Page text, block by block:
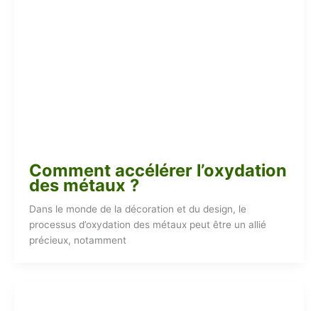
Comment accélérer l’oxydation
des métaux ?
Dans le monde de la décoration et du design, le
processus d’oxydation des métaux peut être un allié
précieux, notamment